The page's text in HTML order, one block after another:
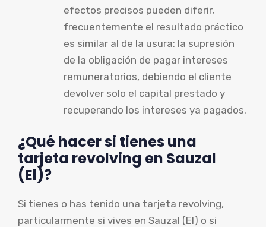
efectos precisos pueden diferir,
frecuentemente el resultado práctico
es similar al de la usura: la supresión
de la obligación de pagar intereses
remuneratorios, debiendo el cliente
devolver solo el capital prestado y
recuperando los intereses ya pagados.
¿Qué hacer si tienes una
tarjeta revolving en Sauzal
(El)?
Si tienes o has tenido una tarjeta revolving,
particularmente si vives en Sauzal (El) o si